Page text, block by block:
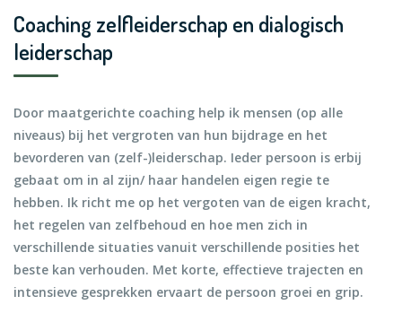
Coaching zelfleiderschap en dialogisch
leiderschap
Door maatgerichte coaching help ik mensen (op alle
niveaus) bij het vergroten van hun bijdrage en het
bevorderen van (zelf-)leiderschap. Ieder persoon is erbij
gebaat om in al zijn/ haar handelen eigen regie te
hebben. Ik richt me op het vergoten van de eigen kracht,
het regelen van zelfbehoud en hoe men zich in
verschillende situaties vanuit verschillende posities het
beste kan verhouden. Met korte, effectieve trajecten en
intensieve gesprekken ervaart de persoon groei en grip.